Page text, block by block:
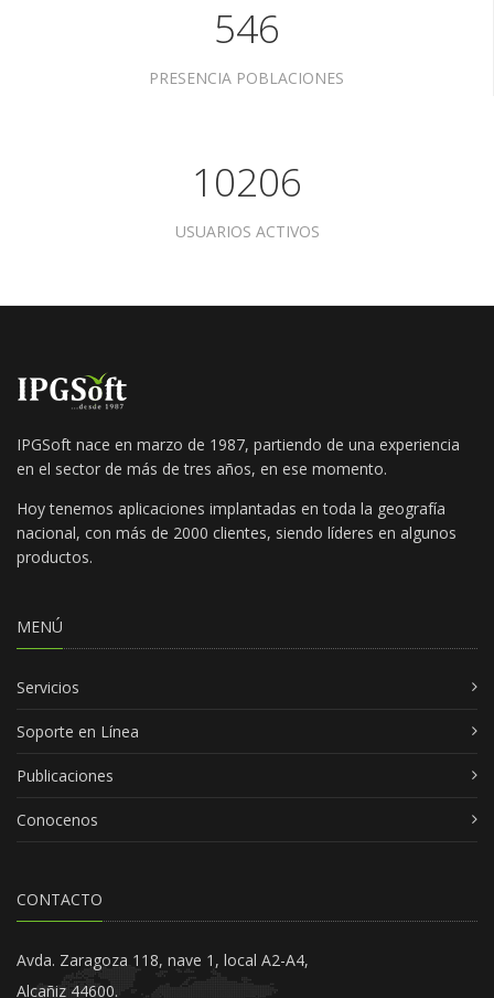
546
PRESENCIA POBLACIONES
10206
USUARIOS ACTIVOS
IPGSoft nace en marzo de 1987, partiendo de una experiencia
en el sector de más de tres años, en ese momento.
Hoy tenemos aplicaciones implantadas en toda la geografía
nacional, con más de 2000 clientes, siendo líderes en algunos
productos.
MENÚ
Servicios
Soporte en Línea
Publicaciones
Conocenos
CONTACTO
Avda. Zaragoza 118, nave 1, local A2-A4,
Alcañiz 44600.